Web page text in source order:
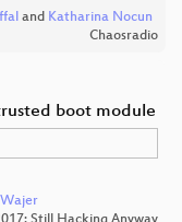
and Katharina Nocun
Chaosradio
boot module